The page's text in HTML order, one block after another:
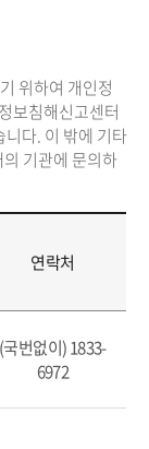
위하여 개인정
보침해신고센터
다. 이 밖에 기타
기관에 문의하
연락처
(국번없이) 1833-
6972